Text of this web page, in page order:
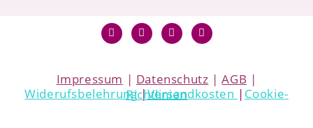
Impressum | Datenschutz |AGB |
Widerufsbelehrung|Versandkosten |
Cookie-Richtlinien